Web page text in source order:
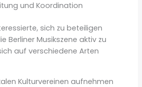
und Koordination
sich zu beteiligen
Berliner Musikszene aktiv zu
auf verschiedene Arten
Kulturvereinen aufnehmen